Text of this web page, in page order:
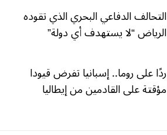
التحالف الدفاعي البحري الذي تقوده
الرياض “لا يستهدف أي دولة”
ردًا على روما.. إسبانيا تفرض قيودا
مؤقتة على القادمين من إيطاليا